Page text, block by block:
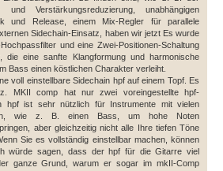
Verstärkungsreduzierung, unabhängigen
und Release, einem Mix-Regler für parallele
Sidechain-Einsatz, haben wir jetzt Es wurde
und eine Zwei-Positionen-Schaltung
die eine sanfte Klangformung und harmonische
Bass einen köstlichen Charakter verleiht.
voll einstellbare Sidechain hpf auf einem Topf. Es
MKII comp hat nur zwei voreingestellte hpf-
hpf ist sehr nützlich für Instrumente mit vielen
wie z. B. einen Bass, um hohe Noten
aber gleichzeitig nicht alle Ihre tiefen Töne
Sie es vollständig einstellbar machen, können
würde sagen, dass der hpf für die Gitarre viel
ganze Grund, warum er sogar im mkII-Comp